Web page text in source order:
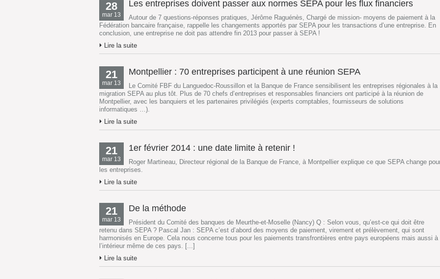
28
mar 13
Les entreprises doivent passer aux normes SEPA pour les flux financiers
Autour de 7 questions-réponses pratiques, Jérôme Raguénès, Chargé de mission- moyens de paiement à la
Fédération bancaire française, rappelle les changements apportés par SEPA pour les transactions d’une entreprise. En
conclusion, une entreprise ne doit pas attendre fin 2013 pour passer à SEPA !
Lire la suite
21
mar 13
Montpellier : 70 entreprises participent à une réunion SEPA
Le Comité FBF du Languedoc-Roussillon et la Banque de France sensibilisent les entreprises régionales à la
migration SEPA au plus tôt. Plus de 70 chefs d’entreprises et responsables financiers ont participé à la réunion de
Montpellier, avec les banquiers et les partenaires privilégiés (experts comptables, fournisseurs de solutions
informatiques …).
Lire la suite
21
mar 13
1er février 2014 : une date limite à retenir !
Roger Martineau, Directeur régional de la Banque de France, à Montpellier explique ce que SEPA change
les entreprises.
Lire la suite
21
mar 13
De la méthode
Président du Comité des banques de Meurthe-et-Moselle (Nancy) Q : Selon vous, qu’est-ce qui doit être
retenu dans SEPA ? Pascal Jan : SEPA c’est d’abord des moyens de paiement, virement et prélèvement, qui sont
harmonisés en Europe. Cela nous concerne tous pour les paiements transfrontières entre pays européens mais aussi à
l’intérieur même de ces pays. [...]
Lire la suite